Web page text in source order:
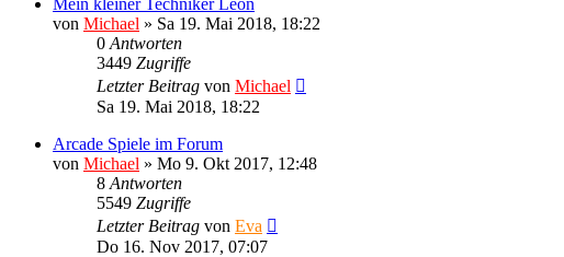
von Michael » Sa 19. Mai 2018, 18:22
0 Antworten
3449 Zugriffe
Letzter Beitrag von Michael
Sa 19. Mai 2018, 18:22
Arcade Spiele im Forum
von Michael » Mo 9. Okt 2017, 12:48
8 Antworten
5549 Zugriffe
Letzter Beitrag von Eva
Do 16. Nov 2017, 07:07